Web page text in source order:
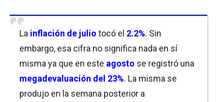
La inflación de julio tocó el 2.2%. Sin
embargo, esa cifra no significa nada en sí
misma ya que en este agosto se registró una
megadevaluación del 23%. La misma se
produjo en la semana posterior a